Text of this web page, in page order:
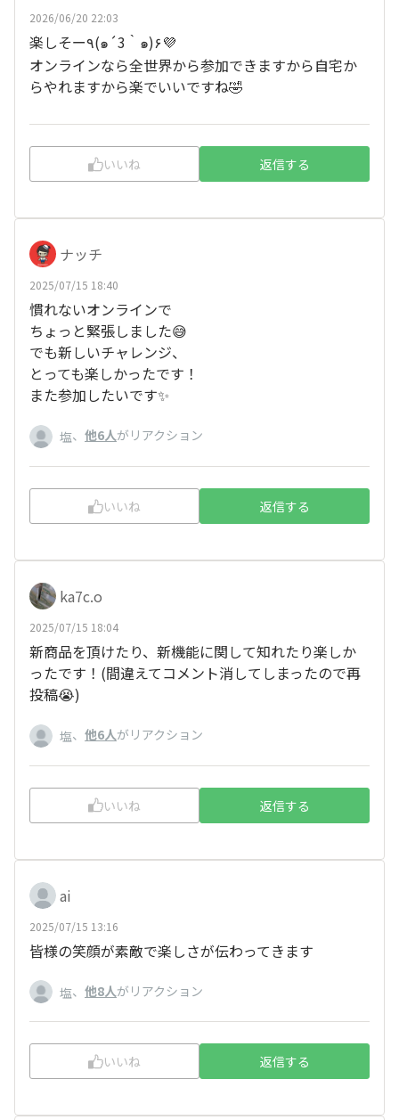
2026/06/20 22:03
楽しそー٩(๑´3｀๑)۶💜
オンラインなら全世界から参加できますから自宅か
らやれますから楽でいいですね🤣
いいね 返信する
ナッチ
2025/07/15 18:40
慣れないオンラインで
ちょっと緊張しました😅
でも新しいチャレンジ、
とっても楽しかったです！
また参加したいです✨
塩、 他6人がリアクション
いいね 返信する
ka7c.o
2025/07/15 18:04
新商品を頂けたり、新機能に関して知れたり楽しか
ったです！(間違えてコメント消してしまったので再
投稿😭)
塩、 他6人がリアクション
いいね 返信する
ai
2025/07/15 13:16
皆様の笑顔が素敵で楽しさが伝わってきます
塩、 他8人がリアクション
いいね 返信する